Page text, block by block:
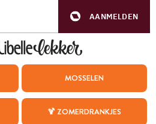
AANMELDEN
MOSSELEN
🍹 ZOMERDRANKJES